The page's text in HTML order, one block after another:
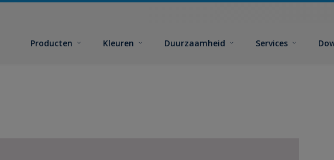
Producten Kleuren Duurzaamheid Services